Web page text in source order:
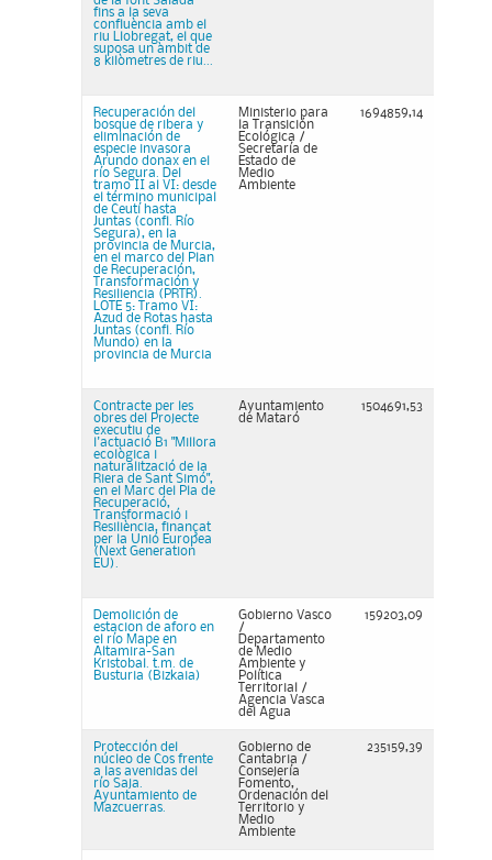
fins a la seva
confluència amb el
riu Llobregat, el que
suposa un àmbit de
8 kilòmetres de riu...
Recuperación del
bosque de ribera y
eliminación de
especie invasora
Arundo donax en el
río Segura. Del
tramo II al VI: desde
el término municipal
de Ceutí hasta
Juntas (confl. Río
Segura), en la
provincia de Murcia,
en el marco del Plan
de Recuperación,
Transformación y
Resiliencia (PRTR).
LOTE 5: Tramo VI:
Azud de Rotas hasta
Juntas (confl. Río
Mundo) en la
provincia de Murcia
Ministerio para
la Transición
Ecológica /
Secretaría de
Estado de
Medio
Ambiente
1694859,14
Contracte per les
obres del Projecte
executiu de
l'actuació B1 "Millora
ecològica i
naturalització de la
Riera de Sant Simó",
en el Marc del Pla de
Recuperació,
Transformació i
Resiliència, finançat
per la Unió Europea
(Next Generation
EU).
Ayuntamiento
de Mataró
1504691,53
Demolición de
estacion de aforo en
el río Mape en
Altamira-San
Kristobal. t.m. de
Busturia (Bizkaia)
Gobierno Vasco
/
Departamento
de Medio
Ambiente y
Política
Territorial /
Agencia Vasca
del Agua
159203,09
Protección del
núcleo de Cos frente
a las avenidas del
río Saja.
Ayuntamiento de
Mazcuerras.
Gobierno de
Cantabria /
Consejería
Fomento,
Ordenación del
Territorio y
Medio
Ambiente
235159,39